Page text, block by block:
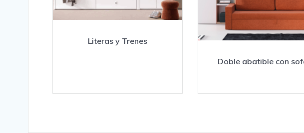
Literas y Trenes
Doble abatible con